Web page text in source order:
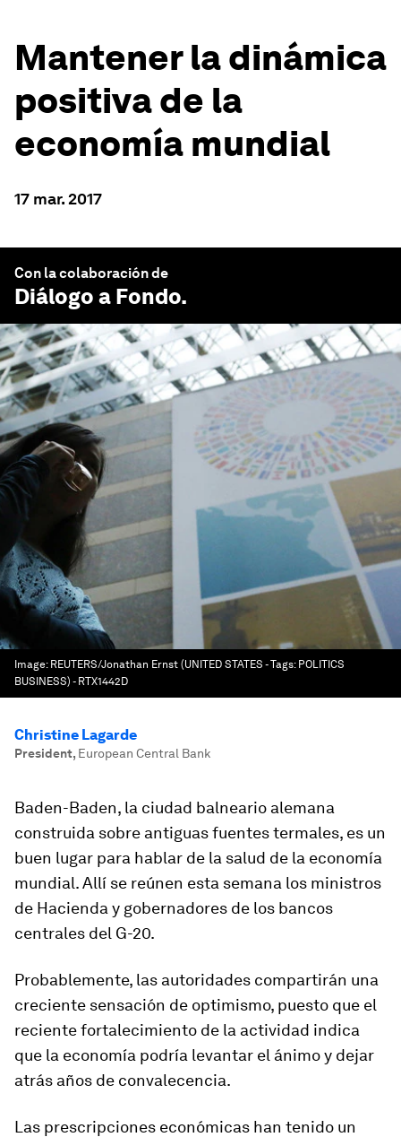
Mantener la dinámica
positiva de la
economía mundial
17 mar. 2017
Con la colaboración de
Diálogo a Fondo.
Image: REUTERS/Jonathan Ernst (UNITED STATES - Tags: POLITICS
BUSINESS) - RTX1442D
Christine Lagarde
President, European Central Bank
Baden-Baden, la ciudad balneario alemana
construida sobre antiguas fuentes termales, es un
buen lugar para hablar de la salud de la economía
mundial. Allí se reúnen esta semana los ministros
de Hacienda y gobernadores de los bancos
centrales del G-20.
Probablemente, las autoridades compartirán una
creciente sensación de optimismo, puesto que el
reciente fortalecimiento de la actividad indica
que la economía podría levantar el ánimo y dejar
atrás años de convalecencia.
Las prescripciones económicas han tenido un